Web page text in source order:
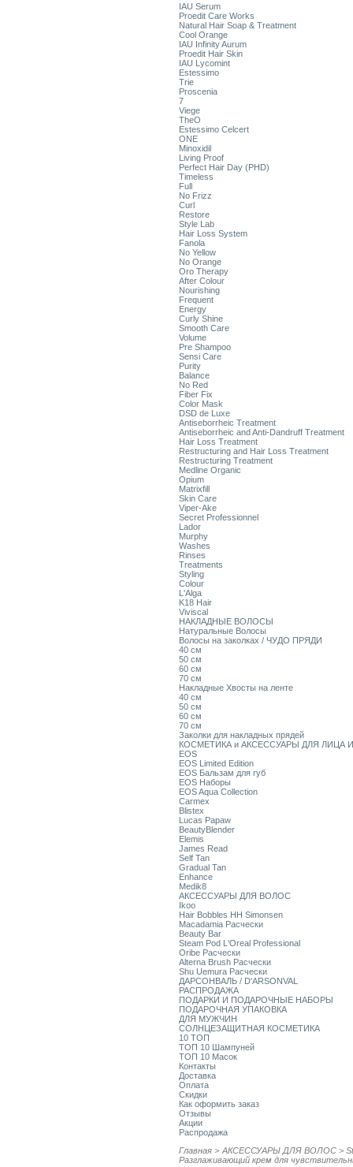
IAU Serum
Proedit Care Works
Natural Hair Soap & Treatment
Cool Orange
IAU Infinity Aurum
Proedit Hair Skin
IAU Lycomint
Estessimo
Trie
Proscenia
7
Viege
TheO
Estessimo Celcert
ONE
Minoxidil
Living Proof
Perfect Hair Day (PHD)
Timeless
Full
No Frizz
Curl
Restore
Style Lab
Hair Loss System
Fanola
No Yellow
No Orange
Oro Therapy
After Colour
Nourishing
Frequent
Energy
Curly Shine
Smooth Care
Volume
Pre Shampoo
Sensi Care
Purity
Balance
No Red
Fiber Fix
Color Mask
DSD de Luxe
Antiseborrheic Treatment
Antiseborrheic and Anti-Dandruff Treatment
Hair Loss Treatment
Restructuring and Hair Loss Treatment
Restructuring Treatment
Medline Organic
Opium
Matrixfill
Skin Care
Viper-Ake
Secret Professionnel
Lador
Murphy
Washes
Rinses
Treatments
Styling
Colour
L'Alga
K18 Hair
Viviscal
НАКЛАДНЫЕ ВОЛОСЫ
Натуральные Волосы
Волосы на заколках / ЧУДО ПРЯДИ
40 см
50 см
60 см
70 см
Накладные Хвосты на ленте
40 см
50 см
60 см
70 см
Заколки для накладных прядей
КОСМЕТИКА и АКСЕССУАРЫ ДЛЯ ЛИЦА
EOS
EOS Limited Edition
EOS Бальзам для губ
EOS Наборы
EOS Aqua Collection
Carmex
Blistex
Lucas Papaw
BeautyBlender
Elemis
James Read
Self Tan
Gradual Tan
Enhance
Medik8
АКСЕССУАРЫ ДЛЯ ВОЛОС
Ikoo
Hair Bobbles HH Simonsen
Macadamia Расчески
Beauty Bar
Steam Pod L'Oreal Professional
Oribe Расчески
Alterna Brush Расчески
Shu Uemura Расчески
ДАРСОНВАЛЬ / D'ARSONVAL
РАСПРОДАЖА
ПОДАРКИ И ПОДАРОЧНЫЕ НАБОРЫ
ПОДАРОЧНАЯ УПАКОВКА
ДЛЯ МУЖЧИН
СОЛНЦЕЗАЩИТНАЯ КОСМЕТИКА
10 ТОП
ТОП 10 Шампуней
ТОП 10 Масок
Контакты
Доставка
Оплата
Скидки
Как оформить заказ
Отзывы
Акции
Распродажа
Главная > АКСЕССУАРЫ ДЛЯ ВОЛОС >
Разглаживающий крем для